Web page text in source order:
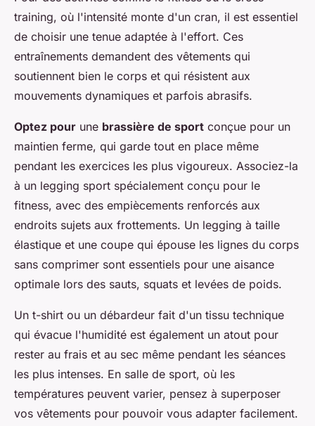
training, où l'intensité monte d'un cran, il est essentiel
de choisir une tenue adaptée à l'effort. Ces
entraînements demandent des vêtements qui
soutiennent bien le corps et qui résistent aux
mouvements dynamiques et parfois abrasifs.
Optez pour une brassière de sport conçue pour un
maintien ferme, qui garde tout en place même
pendant les exercices les plus vigoureux. Associez-la
à un legging sport spécialement conçu pour le
fitness, avec des empiècements renforcés aux
endroits sujets aux frottements. Un legging à taille
élastique et une coupe qui épouse les lignes du corps
sans comprimer sont essentiels pour une aisance
optimale lors des sauts, squats et levées de poids.
Un t-shirt ou un débardeur fait d'un tissu technique
qui évacue l'humidité est également un atout pour
rester au frais et au sec même pendant les séances
les plus intenses. En salle de sport, où les
températures peuvent varier, pensez à superposer
vos vêtements pour pouvoir vous adapter facilement.